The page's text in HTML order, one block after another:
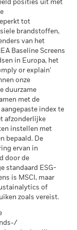
of dalen door
in een andere
berekening van
Securities
wordt niet
maanden
De
in het
zijn geen
Het beleid
te
Dit betekent dat
openbaar
de loop der tijd
na aftrek van
jaar
terugkrijgen in
> 1,5 - 2,0 °C
31,95
0,00%
99,69%
0,31%
van
voor
gerapporteerd
door MSCI
die
posities uit met
tot
brandstoffen,
van het
Baseline Screens
in Europa, het
or explain'
onze
duurzame
met de
index te
afzonderlijke
instellen met
bepaald. De
ervan in
door de
standaard ESG-
is MSCI, maar
of
zoals vereist.